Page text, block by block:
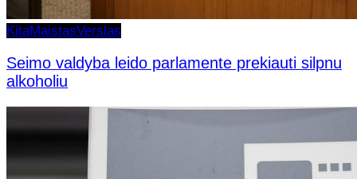
KitaMaistasVerslas
Seimo valdyba leido parlamente prekiauti silpnu
alkoholiu